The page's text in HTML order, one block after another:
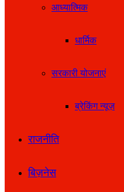
आध्यात्मिक
धार्मिक
सरकारी योजनाएं
ब्रेकिंग न्यूज़
राजनीति
बिज़नेस